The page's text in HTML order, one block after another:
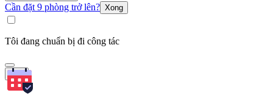
Cần đặt 9 phòng trở lên? Xong
Tôi đang chuẩn bị đi công tác
Tìm